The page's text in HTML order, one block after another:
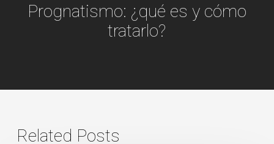
Prognatismo: ¿qué es y cómo
tratarlo?
Related Posts